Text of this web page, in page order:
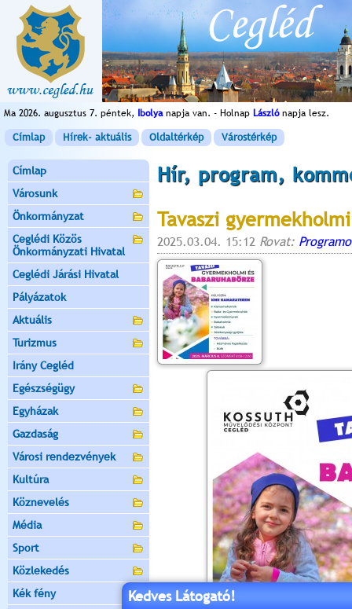
Ma 2026. augusztus 7. péntek, Ibolyanapja van. - Holnap Lászlónapja lesz.
Címlap Hírek- aktuális Oldaltérkép Várostérkép
Címlap
Városunk
Önkormányzat
Ceglédi Közös
Önkormányzati Hivatal
Ceglédi Járási Hivatal
Pályázatok
Aktuális
Turizmus
Irány Cegléd
Egészségügy
Egyházak
Gazdaság
Városi rendezvények
Kultúra
Köznevelés
Média
Sport
Közlekedés
Kék fény
Hír, program,
Tavaszi
2025.03.04. 15:12 Rovat:
Kedves Látogató!